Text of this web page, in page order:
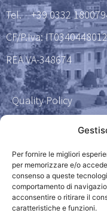
Per fornire le migliori
per memorizzare e/o
consenso a queste
comportamento di
acconsentire o ritirare il
caratteristiche e funzioni.
Tel.+39 0332
CF/P.Iva:
REA VA-348674
Quality Policy
Privacy Policy